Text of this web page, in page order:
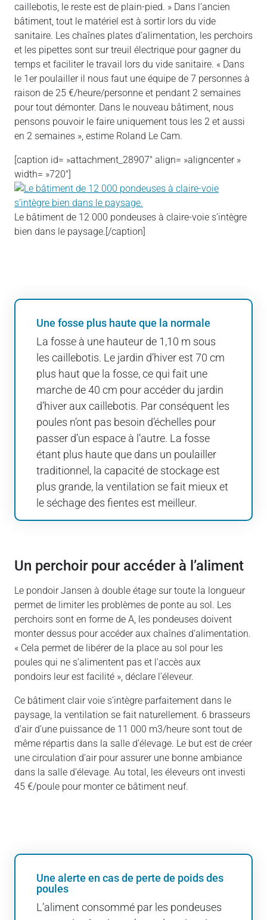
caillebotis, le reste est de plain-pied. » Dans l’ancien
bâtiment, tout le matériel est à sortir lors du vide
sanitaire. Les chaînes plates d’alimentation, les perchoirs
et les pipettes sont sur treuil électrique pour gagner du
temps et faciliter le travail lors du vide sanitaire. « Dans
le 1er poulailler il nous faut une équipe de 7 personnes à
raison de 25 €/heure/personne et pendant 2 semaines
pour tout démonter. Dans le nouveau bâtiment, nous
pensons pouvoir le faire uniquement tous les 2 et aussi
en 2 semaines », estime Roland Le Cam.
[caption id= »attachment_28907″ align= »aligncenter »
width= »720″]
Le bâtiment de 12 000 pondeuses à claire-voie s’intègre
bien dans le paysage.[/caption]
Une fosse plus haute que la normale
La fosse à une hauteur de 1,10 m sous
les caillebotis. Le jardin d’hiver est 70 cm
plus haut que la fosse, ce qui fait une
marche de 40 cm pour accéder du jardin
d’hiver aux caillebotis. Par conséquent les
poules n’ont pas besoin d’échelles pour
passer d’un espace à l’autre. La fosse
étant plus haute que dans un poulailler
traditionnel, la capacité de stockage est
plus grande, la ventilation se fait mieux et
le séchage des fientes est meilleur.
Un perchoir pour accéder à l’aliment
Le pondoir Jansen à double étage sur toute la longueur
permet de limiter les problèmes de ponte au sol. Les
perchoirs sont en forme de A, les pondeuses doivent
monter dessus pour accéder aux chaînes d’alimentation.
« Cela permet de libérer de la place au sol pour les
poules qui ne s’alimentent pas et l’accès aux
pondoirs leur est facilité », déclare l’éleveur.
Ce bâtiment clair voie s’intègre parfaitement dans le
paysage, la ventilation se fait naturellement. 6 brasseurs
d’air d’une puissance de 11 000 m3/heure sont tout de
même répartis dans la salle d’élevage. Le but est de créer
une circulation d’air pour assurer une bonne ambiance
dans la salle d’élevage. Au total, les éleveurs ont investi
45 €/poule pour monter ce bâtiment neuf.
Une alerte en cas de perte de poids des
poules
L’aliment consommé par les pondeuses